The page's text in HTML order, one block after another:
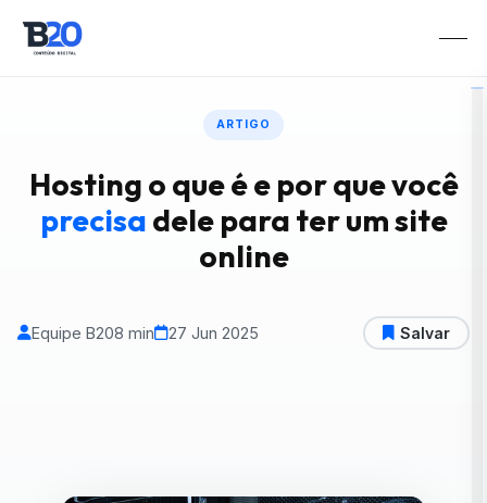
ARTIGO
Hosting o que é e por que você
precisa dele para ter um site
online
Equipe B208 min 27 Jun 2025 Salvar